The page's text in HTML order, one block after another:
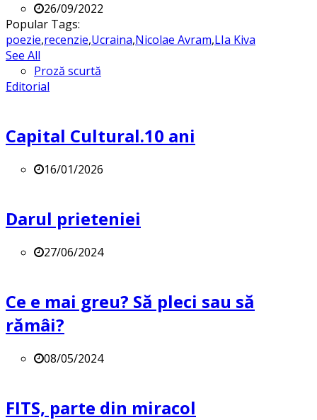
26/09/2022
Popular Tags:
poezie,recenzie,Ucraina,Nicolae Avram,LIa Kiva
See All
Proză scurtă
Editorial
Capital Cultural.10 ani
16/01/2026
Darul prieteniei
27/06/2024
Ce e mai greu? Să pleci sau să
rămâi?
08/05/2024
FITS, parte din miracol